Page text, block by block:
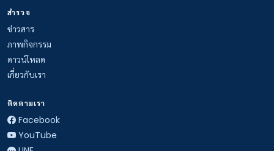
สำรวจ
ข่าวสาร
ภาพกิจกรรม
ดาวน์โหลด
เกี่ยวกับเรา
ติดตามเรา
Facebook
YouTube